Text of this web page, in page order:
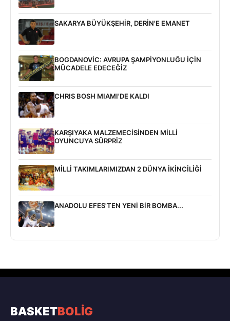
SAKARYA BÜYÜKŞEHİR, DERİN'E EMANET
BOGDANOVİC: AVRUPA ŞAMPİYONLUĞU İÇİN
MÜCADELE EDECEĞİZ
CHRIS BOSH MIAMI'DE KALDI
KARŞIYAKA MALZEMECİSİNDEN MİLLİ
OYUNCUYA SÜRPRİZ
MİLLİ TAKIMLARIMIZDAN 2 DÜNYA İKİNCİLİĞİ
ANADOLU EFES'TEN YENİ BİR BOMBA...
BASKETBOLİG